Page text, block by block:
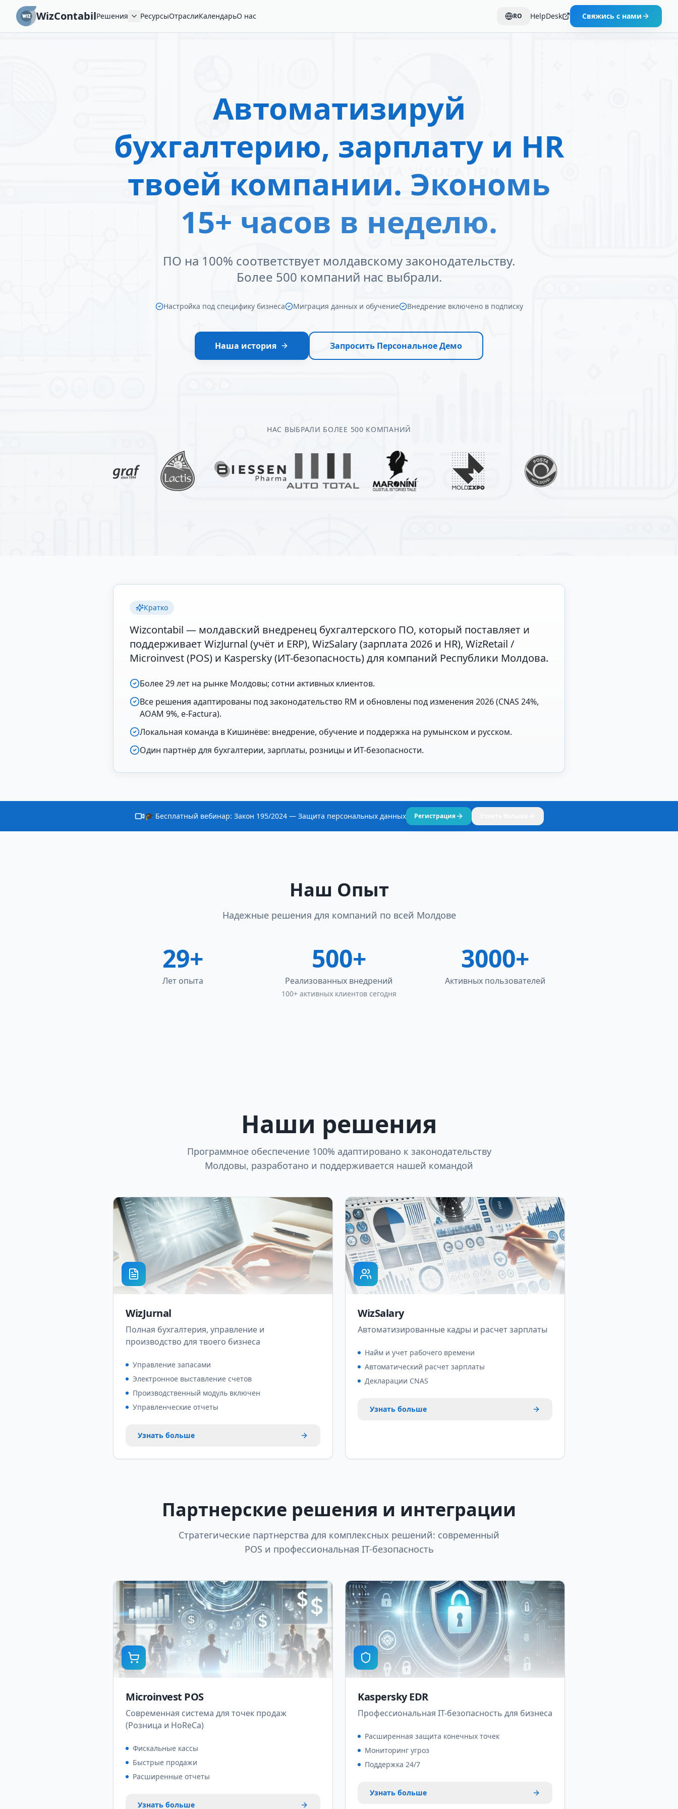
WizContabilРешения РесурсыОтраслиКалендарьО нас RO HelpDesk Свяжись с нами
Автоматизируй
бухгалтерию, зарплату и HR
твоей компании. Экономь
15+ часов в неделю.
ПО на 100% соответствует молдавскому законодательству.
Более 500 компаний нас выбрали.
Настройка под специфику бизнеса Миграция данных и обучение Внедрение включено в подписку
Наша история Запросить Персональное Демо
НАС ВЫБРАЛИ БОЛЕЕ 500 КОМПАНИЙ
Кратко
Wizcontabil — молдавский внедренец бухгалтерского ПО, который поставляет и
поддерживает WizJurnal (учёт и ERP), WizSalary (зарплата 2026 и HR), WizRetail /
Microinvest (POS) и Kaspersky (ИТ-безопасность) для компаний Республики Молдова.
Более 29 лет на рынке Молдовы; сотни активных клиентов.
Все решения адаптированы под законодательство RM и обновлены под изменения 2026 (CNAS 24%,
AOAM 9%, e-Factura).
Локальная команда в Кишинёве: внедрение, обучение и поддержка на румынском и русском.
Один партнёр для бухгалтерии, зарплаты, розницы и ИТ-безопасности.
🎓 Бесплатный вебинар: Закон 195/2024 — Защита персональных данных Регистрация
Наш Опыт
Надежные решения для компаний по всей Молдове
29+
Лет опыта
500+
Реализованных внедрений
100+ активных клиентов сегодня
3000+
Активных пользователей
Наши решения
Программное обеспечение 100% адаптировано к законодательству
Молдовы, разработано и поддерживается нашей командой
WizJurnal
Полная бухгалтерия, управление и
производство для твоего бизнеса
Управление запасами
Электронное выставление счетов
Производственный модуль включен
Управленческие отчеты
Узнать больше
WizSalary
Автоматизированные кадры и расчет зарплаты
Найм и учет рабочего времени
Автоматический расчет зарплаты
Декларации CNAS
Узнать больше
Партнерские решения и интеграции
Стратегические партнерства для комплексных решений: современный
POS и профессиональная IT-безопасность
Microinvest POS
Современная система для точек продаж
(Розница и HoReCa)
Фискальные кассы
Быстрые продажи
Расширенные отчеты
Узнать больше
Kaspersky EDR
Профессиональная IT-безопасность для бизнеса
Расширенная защита конечных точек
Мониторинг угроз
Поддержка 24/7
Узнать больше